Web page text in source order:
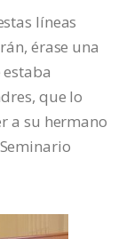
líneas
érase una
que lo
a su hermano